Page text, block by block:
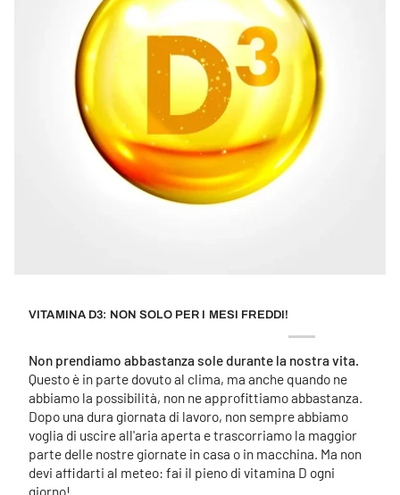
VITAMINA D3: NON SOLO PER I MESI FREDDI!
Non prendiamo abbastanza sole durante la nostra vita.
Questo è in parte dovuto al clima, ma anche quando ne
abbiamo la possibilità, non ne approfittiamo abbastanza.
Dopo una dura giornata di lavoro, non sempre abbiamo
voglia di uscire all'aria aperta e trascorriamo la maggior
parte delle nostre giornate in casa o in macchina. Ma non
devi affidarti al meteo: fai il pieno di vitamina D ogni
giorno!